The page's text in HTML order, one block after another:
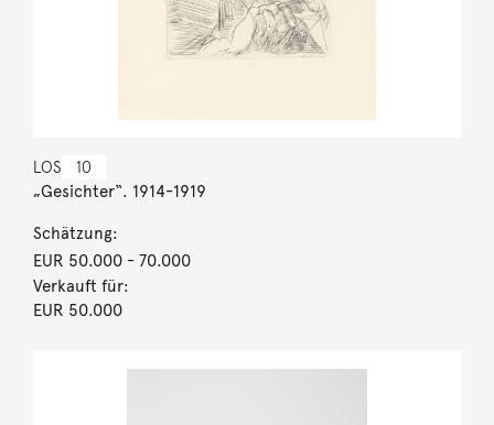
LOS 10
„Gesichter“. 1914-1919
Schätzung:
EUR 50.000- 70.000
Verkauft für:
EUR 50.000